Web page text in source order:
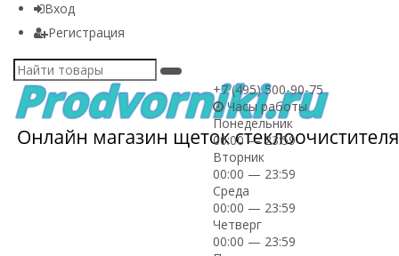
Вход
Регистрация
+7 (495) 500-90-75
Часы работы
Понедельник
00:00 — 23:59
Вторник
00:00 — 23:59
Среда
00:00 — 23:59
Четверг
00:00 — 23:59